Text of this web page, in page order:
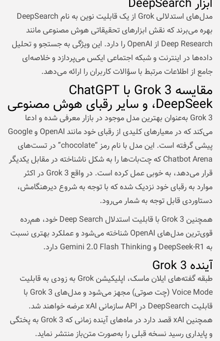
ابزار DeepSearch
مدل‌های استدلالی Grok از یک قابلیت نوین به نام DeepSearch
بهره می‌برند که نقش ابزارهای تحقیقاتی هوش مصنوعی مانند
Deep Research از OpenAI را دارد. این ویژگی به جستجو و تحلیل
داده‌ها در اینترنت و شبکه اجتماعی ایکس می‌پردازد و خلاصه‌ای
جامع از اطلاعات مرتبط با سؤالات کاربران را ارائه می‌دهد.
مقایسه Grok 3 با ChatGPT
،DeepSeek و سایر رقبای هوش مصنوعی
Grok 3 به‌عنوان بهترین مدل موجود در بازار معرفی شده و ادعا
می‌کند که در معیارهای کلیدی از رقبای خود مانند OpenAI و Google
پیشی گرفته است. این مدل با نام رمز “chocolate” در تست‌های
Chatbot Arena که چت‌بات‌ها را به شکل ناشناخته در مقابل یکدیگر
قرار می‌دهد، به خوبی عمل کرده است. در واقع Grok 3 در اکثر
موارد به رقبای خود نزدیک شده که با توجه به شروع دیرهنگامش،
دستاوردی قابل توجه به شمار می‌رود.
همچنین Grok 3 با قابلیت استدلال Deep Search خود، هم‌رده
قوی‌ترین مدل‌های OpenAI شناخته می‌شود و عملکرد بهتری نسبت
به DeepSeek-R1 و Gemini 2.0 Flash Thinking دارد.
آینده‌ Grok 3
طبقه گفته‌های ایلان ماسک، اپلیکیشن Grok به زودی به قابلیت
Voice Mode (چت صوتی) مجهز می‌شود و مدل‌های Grok 3 با
قابلیت DeepSearch در API سازمانی xAI عرضه خواهند شد.
همچنین xAI قصد دارد در ماه‌های آینده زمانی که Grok 3 به پختگی
و پایداری رسید نسخه قبلی را به‌صورت متن‌باز منتشر نماید.